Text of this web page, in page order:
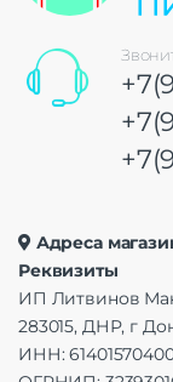
Адреса
Реквизиты
ИП Литвинов
283015, ДНР, г
ИНН: